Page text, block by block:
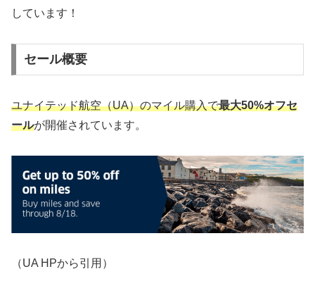
しています！
セール概要
ユナイテッド航空（UA）のマイル購入で最大50%オフセ
ールが開催されています。
（UA HPから引用）